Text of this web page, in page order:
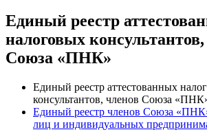
Единый реестр
налоговых
Союза «ПНК»
Единый реестр аттестованных
консультантов, членов Союза
Единый реестр членов Союза
лиц и индивидуальных